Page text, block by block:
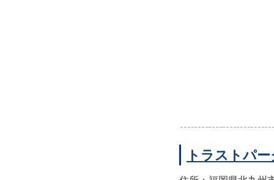
トラストパ